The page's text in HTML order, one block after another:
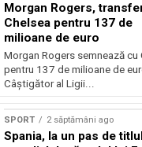
Morgan Rogers,
Chelsea pentru 137 de
milioane de euro
Morgan Rogers semnează cu
pentru 137 de milioane de
Câștigător al Ligii...
SPORT 2 săptămâni ago
Spania, la un pas de